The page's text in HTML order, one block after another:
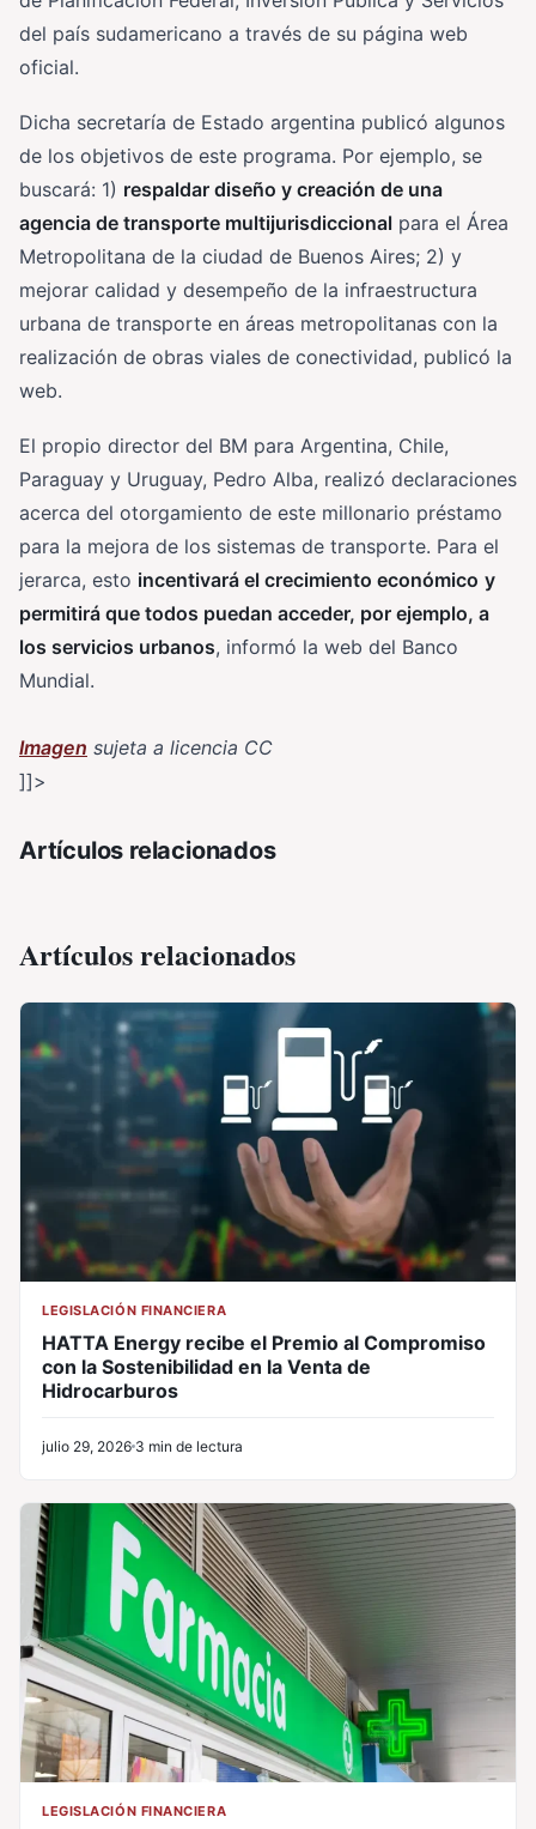
del país sudamericano a través de su página web
oficial.
Dicha secretaría de Estado argentina publicó algunos
de los objetivos de este programa. Por ejemplo, se
buscará: 1) respaldar diseño y creación de una
agencia de transporte multijurisdiccional para el Área
Metropolitana de la ciudad de Buenos Aires; 2) y
mejorar calidad y desempeño de la infraestructura
urbana de transporte en áreas metropolitanas con la
realización de obras viales de conectividad, publicó la
web.
El propio director del BM para Argentina, Chile,
Paraguay y Uruguay, Pedro Alba, realizó declaraciones
acerca del otorgamiento de este millonario préstamo
para la mejora de los sistemas de transporte. Para el
jerarca, esto incentivará el crecimiento económico y
permitirá que todos puedan acceder, por ejemplo, a
los servicios urbanos, informó la web del Banco
Mundial.
Imagen sujeta a licencia CC
]]>
Artículos relacionados
Artículos relacionados
LEGISLACIÓN FINANCIERA
HATTA Energy recibe el Premio al Compromiso
con la Sostenibilidad en la Venta de
Hidrocarburos
julio 29, 2026 3 min de lectura
LEGISLACIÓN FINANCIERA